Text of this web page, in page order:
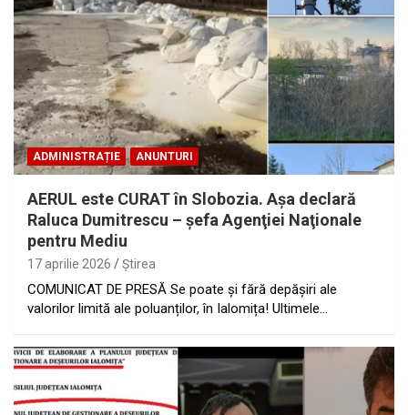
ADMINISTRAȚIE ANUNTURI
AERUL este CURAT în Slobozia. Aşa declară
Raluca Dumitrescu – şefa Agenţiei Naţionale
pentru Mediu
17 aprilie 2026 Ştirea
COMUNICAT DE PRESĂ Se poate și fără depășiri ale
valorilor limită ale poluanților, în Ialomița! Ultimele…